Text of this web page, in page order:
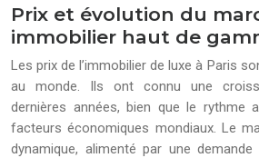
Prix et évolution du
immobilier haut de
Les prix de l’immobilier de luxe à Paris
au monde. Ils ont connu une
dernières années, bien que le rythme
facteurs économiques mondiaux. Le
dynamique, alimenté par une